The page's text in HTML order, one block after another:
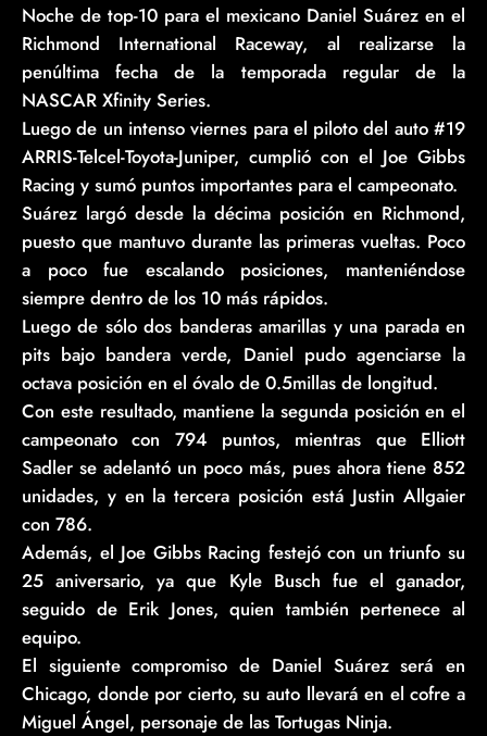
Noche de top-10 para el mexicano Daniel Suárez en el
Richmond International Raceway, al realizarse la
penúltima fecha de la temporada regular de la
NASCAR Xfinity Series.
Luego de un intenso viernes para el piloto del auto #19
ARRIS-Telcel-Toyota-Juniper, cumplió con el Joe Gibbs
Racing y sumó puntos importantes para el campeonato.
Suárez largó desde la décima posición en Richmond,
puesto que mantuvo durante las primeras vueltas. Poco
a poco fue escalando posiciones, manteniéndose
siempre dentro de los 10 más rápidos.
Luego de sólo dos banderas amarillas y una parada en
pits bajo bandera verde, Daniel pudo agenciarse la
octava posición en el óvalo de 0.5millas de longitud.
Con este resultado, mantiene la segunda posición en el
campeonato con 794 puntos, mientras que Elliott
Sadler se adelantó un poco más, pues ahora tiene 852
unidades, y en la tercera posición está Justin Allgaier
con 786.
Además, el Joe Gibbs Racing festejó con un triunfo su
25 aniversario, ya que Kyle Busch fue el ganador,
seguido de Erik Jones, quien también pertenece al
equipo.
El siguiente compromiso de Daniel Suárez será en
Chicago, donde por cierto, su auto llevará en el cofre a
Miguel Ángel, personaje de las Tortugas Ninja.